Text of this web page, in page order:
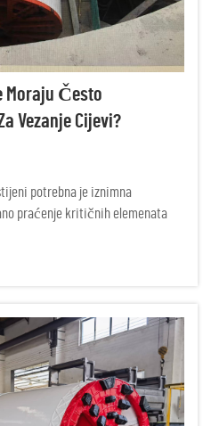
Moraju Često
Vezanje Cijevi?
potrebna je iznimna
praćenje kritičnih elemenata
učinkovitost u izazovnim
cijevi radi pod ekstremnim